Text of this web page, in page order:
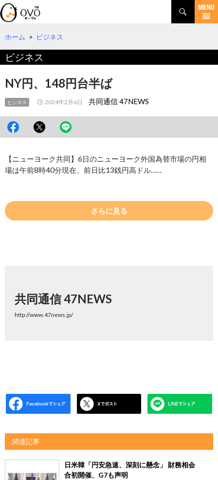
検
索
コ
テ
へ
移
動
ホーム > ビジネス
ビジネス
NY円、148円台半ば
ビジネス 2024年2月6日 共同通信 47NEWS
【ニューヨーク共同】6日のニューヨーク外国為替市場の円相
場は午前8時40分現在、前日比13銭円高ドル……
さらに見る
共同通信 47NEWS
http://www.47news.jp/
関連記事
日米韓「円安急速、深刻に懸念」 財務相会
合初開催、G7も声明